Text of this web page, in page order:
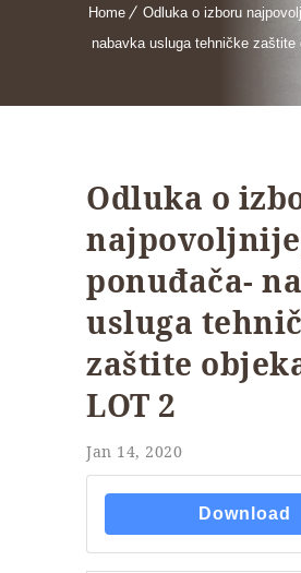
Home
Odluka o izboru
nabavka usluga tehničke zaštite
Odluka o
ponuđača-
usluga
zaštite
LOT 2
Jan 14, 2020
Download